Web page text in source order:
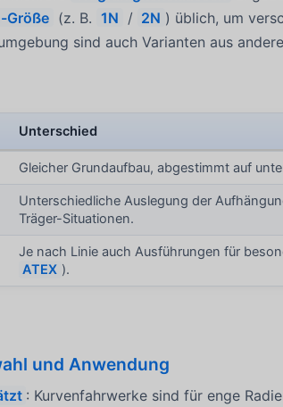
Größe (z. B. 1N / 2N ) üblich, um
sind auch Varianten aus
Unterschied
Gleicher Grundaufbau, abgestimmt auf
Unterschiedliche Auslegung der
Träger-Situationen.
Je nach Linie auch Ausführungen für
ATEX ).
und Anwendung
: Kurvenfahrwerke sind für enge